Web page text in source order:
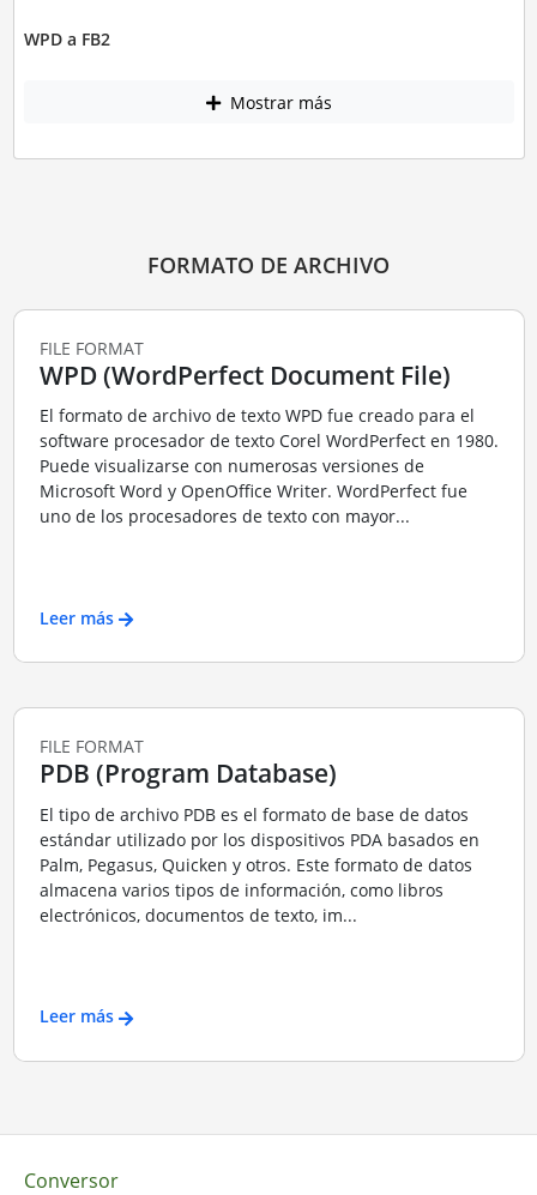
WPD a FB2
Mostrar más
FORMATO DE ARCHIVO
FILE FORMAT
WPD (WordPerfect Document File)
El formato de archivo de texto WPD fue creado para el
software procesador de texto Corel WordPerfect en 1980.
Puede visualizarse con numerosas versiones de
Microsoft Word y OpenOffice Writer. WordPerfect fue
uno de los procesadores de texto con mayor...
Leer más
FILE FORMAT
PDB (Program Database)
El tipo de archivo PDB es el formato de base de datos
estándar utilizado por los dispositivos PDA basados en
Palm, Pegasus, Quicken y otros. Este formato de datos
almacena varios tipos de información, como libros
electrónicos, documentos de texto, im...
Leer más
Conversor